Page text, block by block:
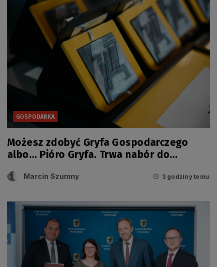
GOSPODARKA
Możesz zdobyć Gryfa Gospodarczego
albo… Pióro Gryfa. Trwa nabór do
Marcin Szumny 3 godziny temu